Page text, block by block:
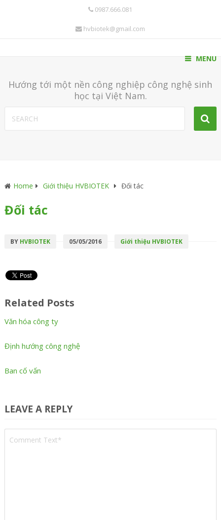
0987.666.081
hvbiotek@gmail.com
MENU
Hướng tới một nền công nghiệp công nghệ sinh
học tại Việt Nam.
Home Giới thiệu HVBIOTEK Đối tác
Đối tác
BY HVBIOTEK 05/05/2016 Giới thiệu HVBIOTEK
Related Posts
Văn hóa công ty
Định hướng công nghệ
Ban cố vấn
LEAVE A REPLY